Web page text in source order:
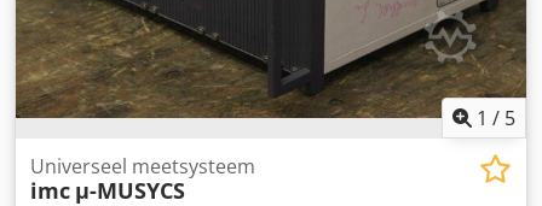
1 / 5
Universeel meetsysteem
imc µ-MUSYCS